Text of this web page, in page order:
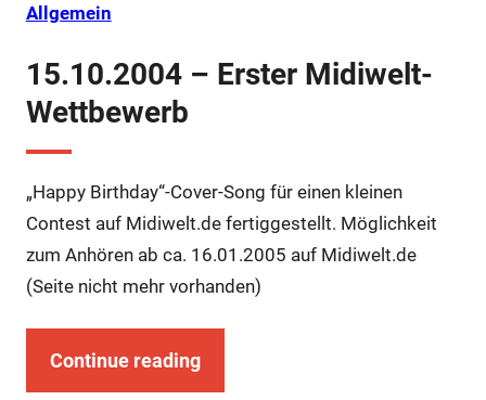
Allgemein
15.10.2004 – Erster Midiwelt-
Wettbewerb
„Happy Birthday“-Cover-Song für einen kleinen
Contest auf Midiwelt.de fertiggestellt. Möglichkeit
zum Anhören ab ca. 16.01.2005 auf Midiwelt.de
(Seite nicht mehr vorhanden)
Continue reading